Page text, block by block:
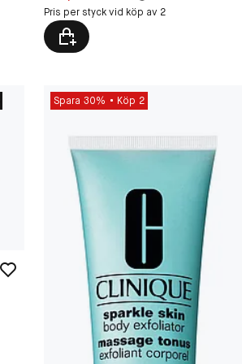
Pris per styck vid köp av 2
Spara 30% Köp 2